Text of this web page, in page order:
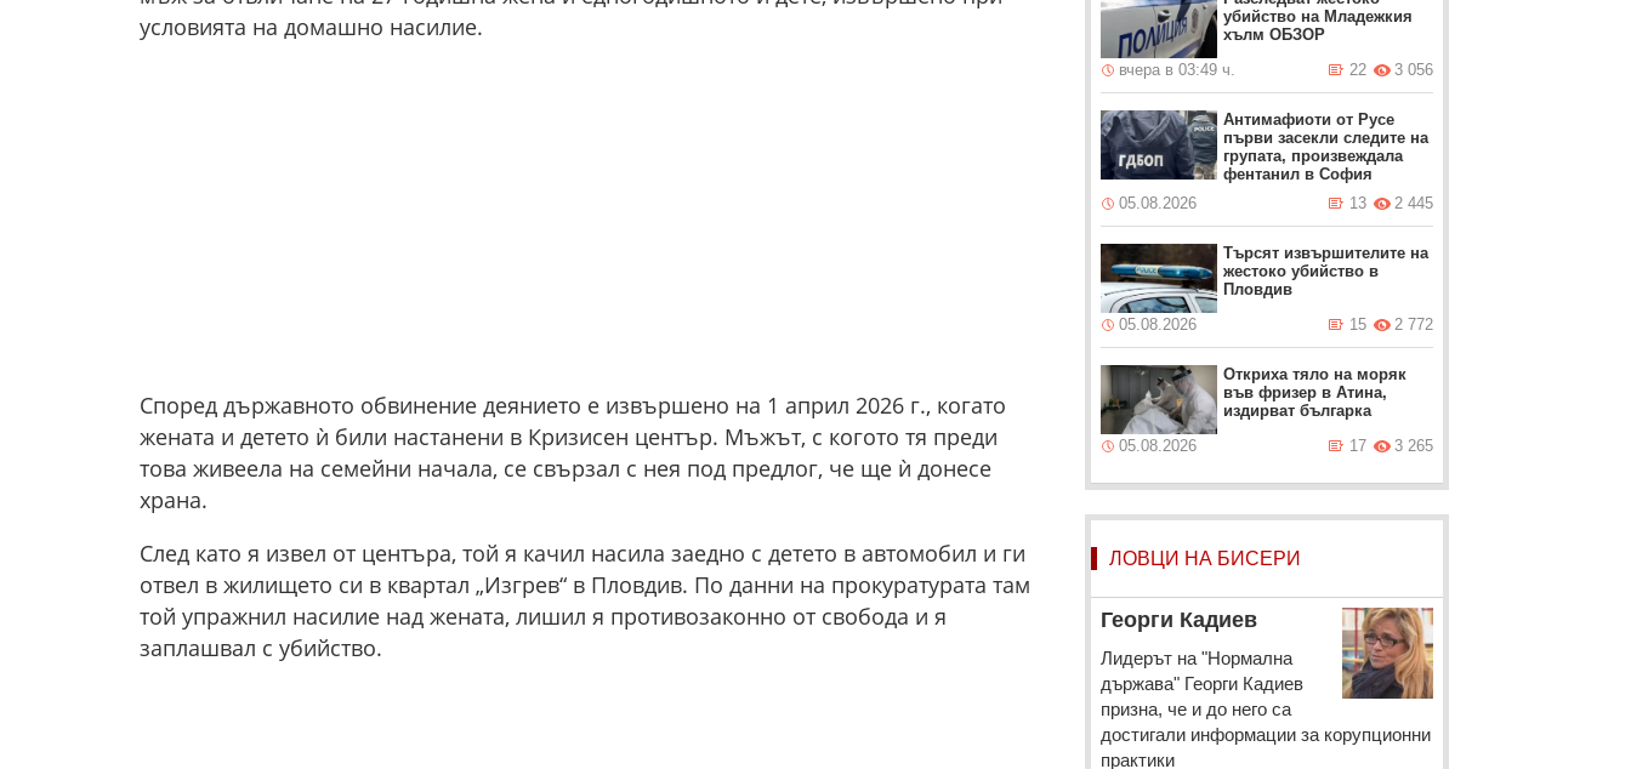
условията на домашно насилие.
Според държавното обвинение деянието е извършено на 1 април 2026 г., когато
жената и детето ѝ били настанени в Кризисен център. Мъжът, с когото тя преди
това живеела на семейни начала, се свързал с нея под предлог, че ще ѝ донесе
храна.
След като я извел от центъра, той я качил насила заедно с детето в автомобил и ги
отвел в жилището си в квартал „Изгрев“ в Пловдив. По данни на прокуратурата там
той упражнил насилие над жената, лишил я противозаконно от свобода и я
заплашвал с убийство.
убийство на Младежкия
хълм ОБЗОР
вчера в 03:49 ч.
3 056
22
Антимафиоти от Русе
първи засекли следите на
групата, произвеждала
фентанил в София
05.08.2026
2 445
13
Търсят извършителите на
жестоко убийство в
Пловдив
05.08.2026
2 772
15
Откриха тяло на моряк
във фризер в Атина,
издирват българка
05.08.2026
3 265
17
ЛОВЦИ НА БИСЕРИ
Георги Кадиев
Лидерът на "Нормална
държава" Георги Кадиев
призна, че и до него са
достигали информации за корупционни
практики